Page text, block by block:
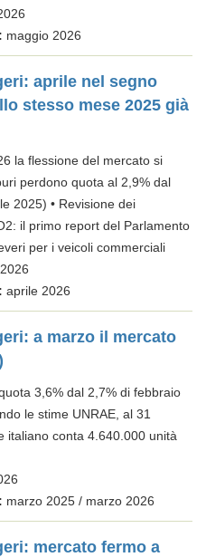
maggio 2026
aprile nel segno
stesso mese 2025 già
la flessione del mercato si
perdono quota al 2,9% dal
2025) • Revisione dei
il primo report del Parlamento
per i veicoli commerciali
aprile 2026
a marzo il mercato
3,6% dal 2,7% di febbraio
le stime UNRAE, al 31
italiano conta 4.640.000 unità
marzo 2025 / marzo 2026
mercato fermo a